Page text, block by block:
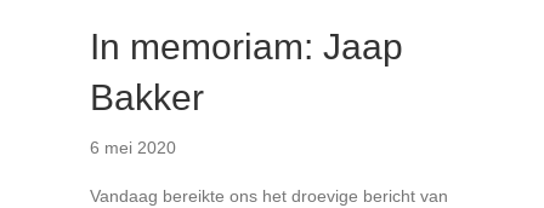
In memoriam: Jaap
Bakker
6 mei 2020
Vandaag bereikte ons het droevige bericht van